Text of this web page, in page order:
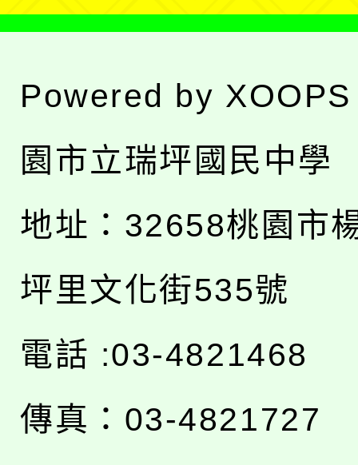
Powered by XOOPS
園市立瑞坪國民中學
地址： 32658桃園市
坪里文化街535號
電話 :03-4821468
傳真：03-4821727